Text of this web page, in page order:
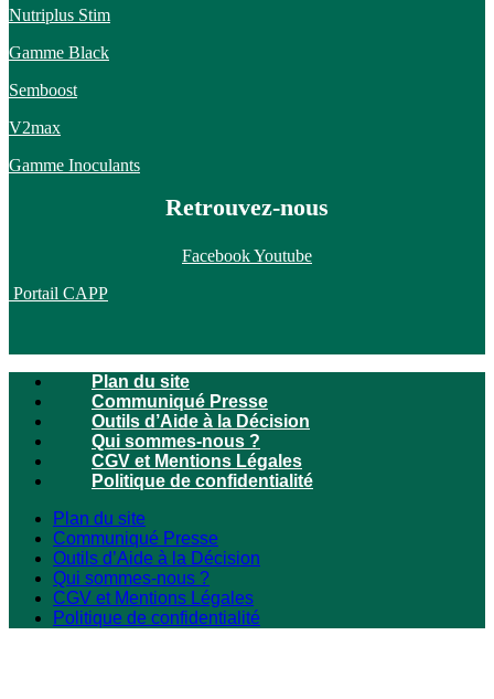
Nutriplus Stim
Gamme Black
Semboost
V2max
Gamme Inoculants
Retrouvez-nous
FacebookYoutube
Portail CAPP
Plan du site
Communiqué Presse
Outils d’Aide à la Décision
Qui sommes-nous ?
CGV et Mentions Légales
Politique de confidentialité
Plan du site
Communiqué Presse
Outils d’Aide à la Décision
Qui sommes-nous ?
CGV et Mentions Légales
Politique de confidentialité